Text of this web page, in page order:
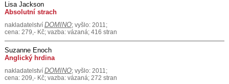
Lisa Jackson
Absolutní strach
nakladatelství DOMINO; vyšlo: 2011;
cena: 279,- Kč; vazba: vázaná; 416 stran
Suzanne Enoch
Anglický hrdina
nakladatelství DOMINO; vyšlo: 2011;
cena: 209,- Kč; vazba: vázaná; 272 stran